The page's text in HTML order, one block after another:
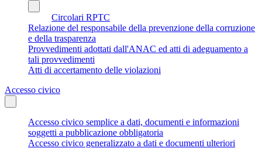
Circolari RPTC
Relazione del responsabile della prevenzione della corruzione
e della trasparenza
Provvedimenti adottati dall'ANAC ed atti di adeguamento a
tali provvedimenti
Atti di accertamento delle violazioni
Accesso civico
Accesso civico semplice a dati, documenti e informazioni
soggetti a pubblicazione obbligatoria
Accesso civico generalizzato a dati e documenti ulteriori